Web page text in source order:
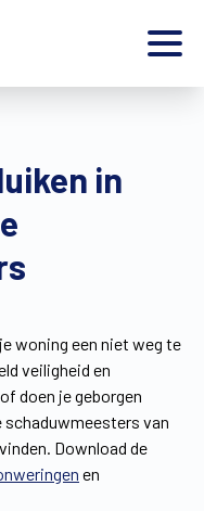
in
woning een niet weg te
veiligheid en
doen je geborgen
schaduwmeesters van
Download de
en